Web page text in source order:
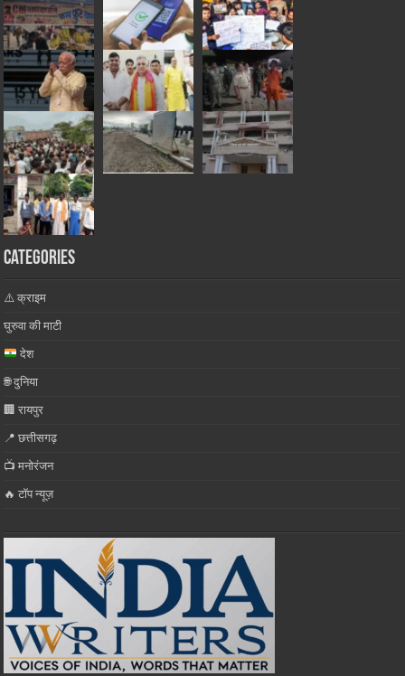
Categories
⚠️ क्राइम
घुरुवा की माटी
देश
🌐 दुनिया
🏢 रायपुर
📍 छत्तीसगढ़
📺 मनोरंजन
🔥 टॉप न्यूज़